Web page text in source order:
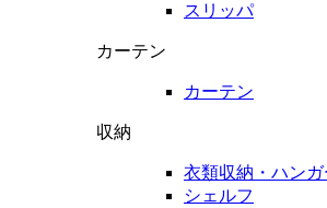
スリッパ
カーテン
カーテン
収納
衣類収納・ハンガ
シェルフ